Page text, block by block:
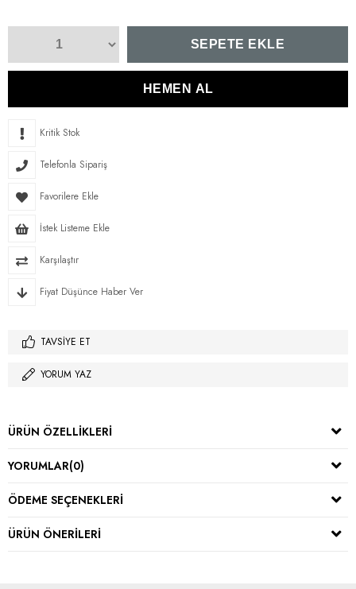
Kritik Stok
Telefonla Sipariş
Favorilere Ekle
İstek Listeme Ekle
Karşılaştır
Fiyat Düşünce Haber Ver
TAVSIYE ET
YORUM YAZ
ÜRÜN ÖZELLIKLERI
YORUMLAR(0)
ÖDEME SEÇENEKLERI
ÜRÜN ÖNERILERI